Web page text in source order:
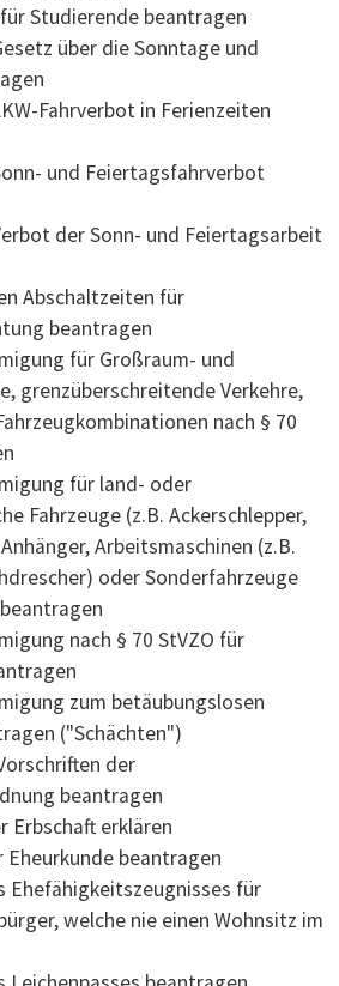
Studierende beantragen
über die Sonntage und
Fahrverbot in Ferienzeiten
und Feiertagsfahrverbot
der Sonn- und Feiertagsarbeit
Abschaltzeiten für
beantragen
für Großraum- und
grenzüberschreitende Verkehre,
nach § 70
für land- oder
Fahrzeuge (z.B. Ackerschlepper,
Arbeitsmaschinen (z.B.
oder Sonderfahrzeuge
nach § 70 StVZO für
zum betäubungslosen
("Schächten")
der
beantragen
Erbschaft erklären
beantragen
Ehefähigkeitszeugnisses für
welche nie einen Wohnsitz im